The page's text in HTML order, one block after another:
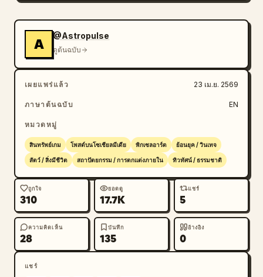
A
@Astropulse
ดูต้นฉบับ
เผยแพร่แล้ว 23 เม.ย. 2569
ภาษาต้นฉบับ EN
หมวดหมู่
สินทรัพย์เกม โพสต์บนโซเชียลมีเดีย พิกเซลอาร์ต ย้อนยุค / วินเทจ
สัตว์ / สิ่งมีชีวิต สถาปัตยกรรม / การตกแต่งภายใน ทิวทัศน์ / ธรรมชาติ
ถูกใจ
310
ยอดดู
17.7K
แชร์
5
ความคิดเห็น
28
บันทึก
135
อ้างอิง
0
แชร์